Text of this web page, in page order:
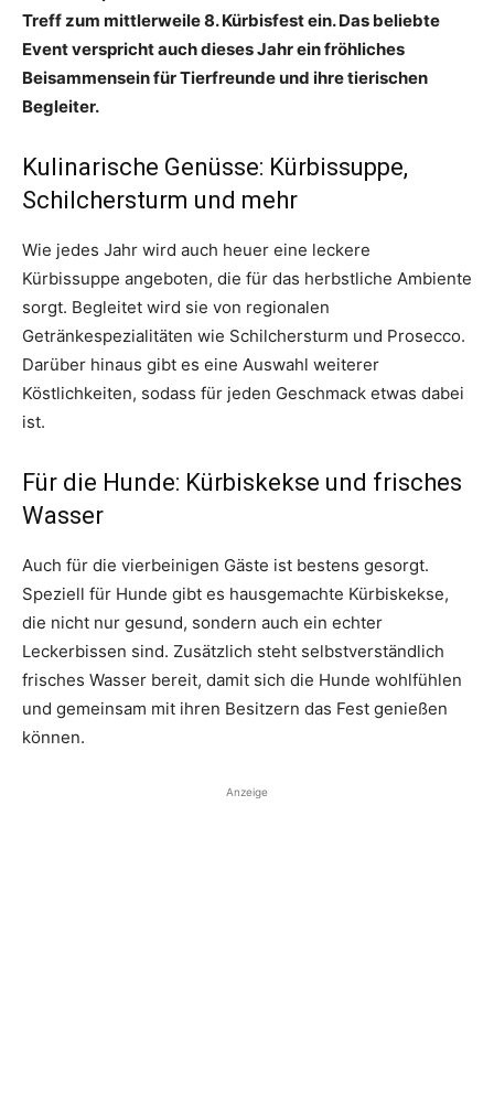
Treff zum mittlerweile 8. Kürbisfest ein. Das beliebte
Event verspricht auch dieses Jahr ein fröhliches
Beisammensein für Tierfreunde und ihre tierischen
Begleiter.
Kulinarische Genüsse: Kürbissuppe,
Schilchersturm und mehr
Wie jedes Jahr wird auch heuer eine leckere
Kürbissuppe angeboten, die für das herbstliche Ambiente
sorgt. Begleitet wird sie von regionalen
Getränkespezialitäten wie Schilchersturm und Prosecco.
Darüber hinaus gibt es eine Auswahl weiterer
Köstlichkeiten, sodass für jeden Geschmack etwas dabei
ist.
Für die Hunde: Kürbiskekse und frisches
Wasser
Auch für die vierbeinigen Gäste ist bestens gesorgt.
Speziell für Hunde gibt es hausgemachte Kürbiskekse,
die nicht nur gesund, sondern auch ein echter
Leckerbissen sind. Zusätzlich steht selbstverständlich
frisches Wasser bereit, damit sich die Hunde wohlfühlen
und gemeinsam mit ihren Besitzern das Fest genießen
können.
Anzeige